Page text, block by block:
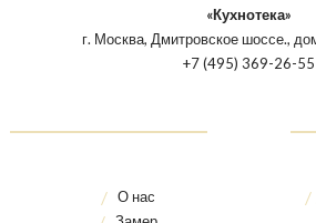
«Кухнотека»
г. Москва, Дмитровское шоссе.,
+7 (495) 369-26-55
О нас